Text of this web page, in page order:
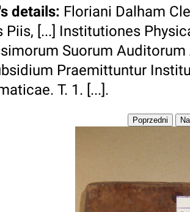
details: Floriani Dalham
Piis, [...] Institutiones
Suorum Auditorum
Praemittuntur
T. 1. [...].